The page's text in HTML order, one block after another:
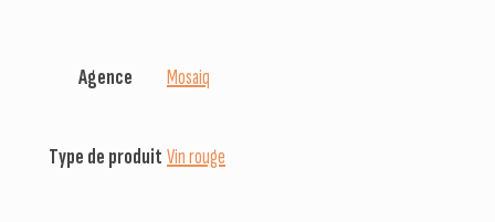
Agence Mosaiq
Type de produit Vin rouge